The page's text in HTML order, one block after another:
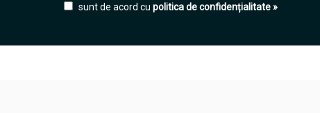
sunt de acord cu politica de confidențialitate »